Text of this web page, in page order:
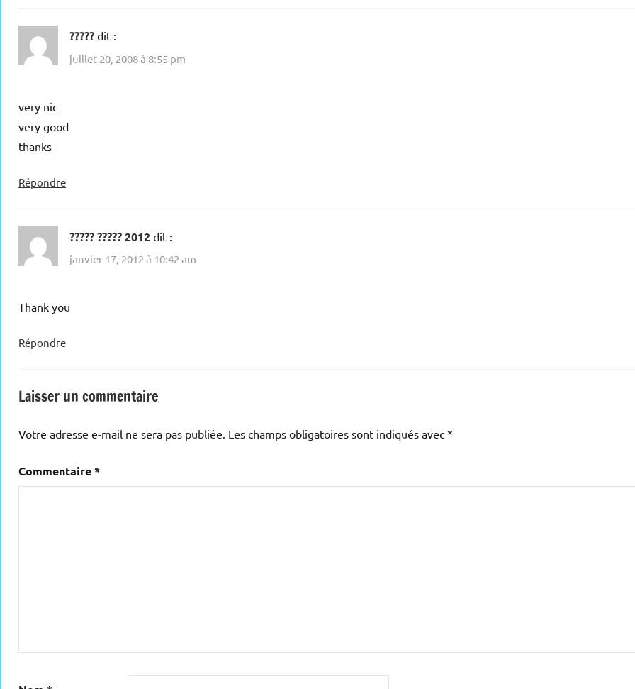
????? dit :
juillet 20, 2008 à 8:55 pm
very nic
very good
thanks
Répondre
????? ????? 2012 dit :
janvier 17, 2012 à 10:42 am
Thank you
Répondre
Laisser un commentaire
Votre adresse e-mail ne sera pas publiée. Les champs obligatoires sont indiqués avec *
Commentaire*